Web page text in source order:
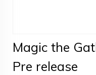
Magic the
Pre release